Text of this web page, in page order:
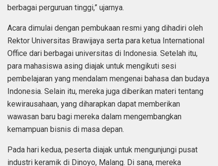
berbagai perguruan tinggi,” ujarnya.
Acara dimulai dengan pembukaan resmi yang dihadiri oleh
Rektor Universitas Brawijaya serta para ketua International
Office dari berbagai universitas di Indonesia. Setelah itu,
para mahasiswa asing diajak untuk mengikuti sesi
pembelajaran yang mendalam mengenai bahasa dan budaya
Indonesia. Selain itu, mereka juga diberikan materi tentang
kewirausahaan, yang diharapkan dapat memberikan
wawasan baru bagi mereka dalam mengembangkan
kemampuan bisnis di masa depan.
Pada hari kedua, peserta diajak untuk mengunjungi pusat
industri keramik di Dinoyo, Malang. Di sana, mereka